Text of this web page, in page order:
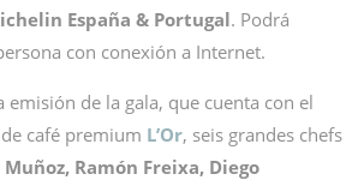
España & Portugal. Podrá
con conexión a Internet.
emisión de la gala, que cuenta con el
café premium L’Or, seis grandes chefs
Ramón Freixa, Diego